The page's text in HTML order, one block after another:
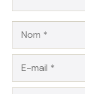
mail